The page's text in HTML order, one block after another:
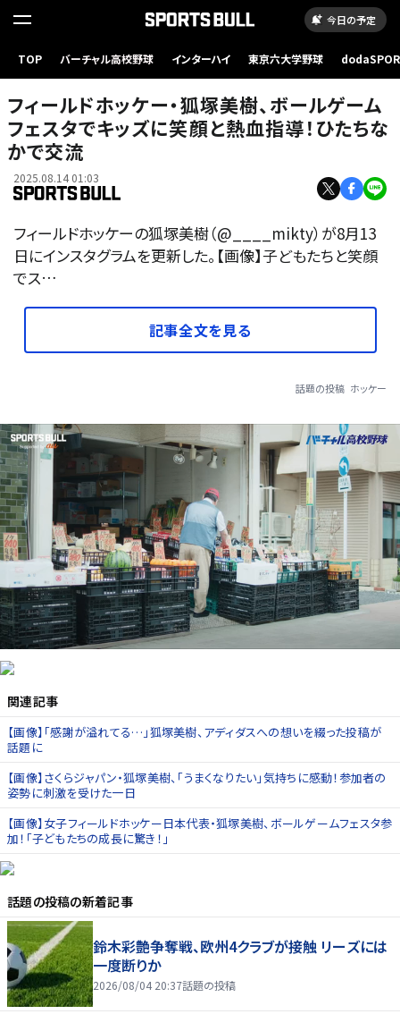
今日の予定
TOP バーチャル高校野球 インターハイ 東京六大学野球
フィールドホッケー・狐塚美樹、ボールゲーム
フェスタでキッズに笑顔と熱血指導！ひたちな
かで交流
2025.08.14 01:03
フィールドホッケーの狐塚美樹（@____mikty）が8月13
日にインスタグラムを更新した。【画像】子どもたちと笑顔
でス…
記事全文を見る
話題の投稿 ホッケー
関連記事
【画像】「感謝が溢れてる…」狐塚美樹、アディダスへの想いを綴った投稿が
話題に
【画像】さくらジャパン・狐塚美樹、「うまくなりたい」気持ちに感動！参加者の
姿勢に刺激を受けた一日
【画像】女子フィールドホッケー日本代表・狐塚美樹、ボールゲームフェスタ参
加！「子どもたちの成長に驚き！」
話題の投稿の新着記事
鈴木彩艶争奪戦、欧州4クラブが接触 リーズには
一度断りか
2026/08/04 20:37話題の投稿